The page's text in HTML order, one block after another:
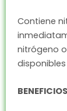
Contiene
nitrógeno